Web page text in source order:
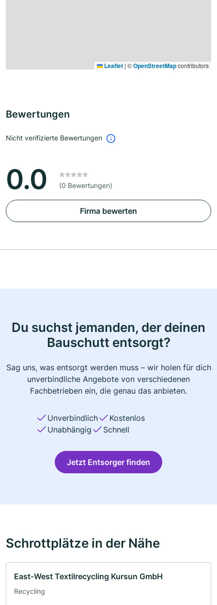
Leaflet | ©OpenStreetMapcontributors
Bewertungen
Nicht verifizierte Bewertungen
0.0 (0 Bewertungen)
Firma bewerten
Du suchst jemanden, der deinen
Bauschutt entsorgt?
Sag uns, was entsorgt werden muss – wir holen für dich
unverbindliche Angebote von verschiedenen
Fachbetrieben ein, die genau das anbieten.
Unverbindlich
Kostenlos
Unabhängig
Schnell
Jetzt Entsorger finden
Schrottplätze in der Nähe
East-West Textilrecycling Kursun GmbH
Recycling